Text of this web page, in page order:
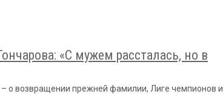
«С мужем рассталась, но в
о возвращении прежней фамилии, Лиге чемпионов и